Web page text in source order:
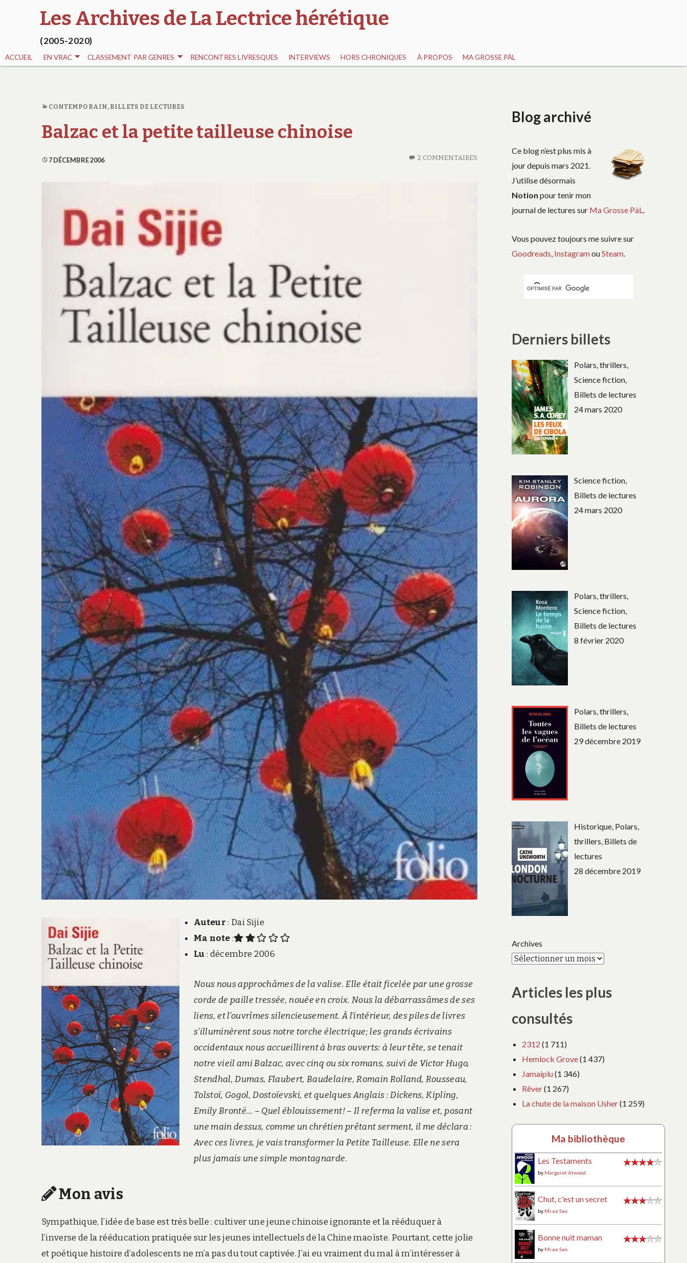
Les Archives de La Lectrice hérétique
(2005-2020)
ACCUEIL EN VRAC CLASSEMENT PAR GENRES RENCONTRES LIVRESQUES INTERVIEWS HORS CHRONIQUES À PROPOS MA GROSSE PÀL
CONTEMPORAIN, BILLETS DE LECTURES
Balzac et la petite tailleuse chinoise
7 DÉCEMBRE 2006 2 COMMENTAIRES
Auteur: Dai Sijie
Ma note:
Lu : décembre 2006
Nous nous approchâmes de la valise. Elle était ficelée par une grosse
corde de paille tressée, nouée en croix. Nous la débarrassâmes de ses
liens, et l’ouvrîmes silencieusement. À l’intérieur, des piles de livres
s’illuminèrent sous notre torche électrique; les grands écrivains
occidentaux nous accueillirent à bras ouverts: à leur tête, se tenait
notre vieil ami Balzac, avec cinq ou six romans, suivi de Victor Hugo,
Stendhal, Dumas, Flaubert, Baudelaire, Romain Rolland, Rousseau,
Tolstoï, Gogol, Dostoïevski, et quelques Anglais : Dickens, Kipling,
Emily Brontë… – Quel éblouissement! – Il referma la valise et, posant
une main dessus, comme un chrétien prêtant serment, il me déclara :
Avec ces livres, je vais transformer la Petite Tailleuse. Elle ne sera
plus jamais une simple montagnarde.
Mon avis
Sympathique, l’idée de base est très belle : cultiver une jeune chinoise ignorante et la rééduquer à
l’inverse de la rééducation pratiquée sur les jeunes intellectuels de la Chine maoïste. Pourtant, cette jolie
et poétique histoire d’adolescents ne m’a pas du tout captivée. J’ai eu vraiment du mal à m’intéresser à
Blog archivé
Ce blog n’est plus mis à
jour depuis mars 2021.
J’utilise désormais
Notion pour tenir mon
journal de lectures sur Ma Grosse PàL.
Vous pouvez toujours me suivre sur
Goodreads, InstagramouSteam.
Derniers billets
Polars, thrillers,
Science fiction,
Billets de lectures
24 mars 2020
Science fiction,
Billets de lectures
24 mars 2020
Polars, thrillers,
Science fiction,
Billets de lectures
8 février 2020
Polars, thrillers,
Billets de lectures
29 décembre 2019
Historique, Polars,
thrillers, Billets de
lectures
28 décembre 2019
Archives
Articles les plus
consultés
2312 (1 711)
Hemlock Grove(1 437)
Jamaiplu(1 346)
Rêver(1 267)
La chute de la maison Usher(1 259)
Ma bibliothèque
Les Testaments
by Margaret Atwood
Chut, c'est un secret
by Mi-ae Seo
Bonne nuit maman
by Mi-ae Seo